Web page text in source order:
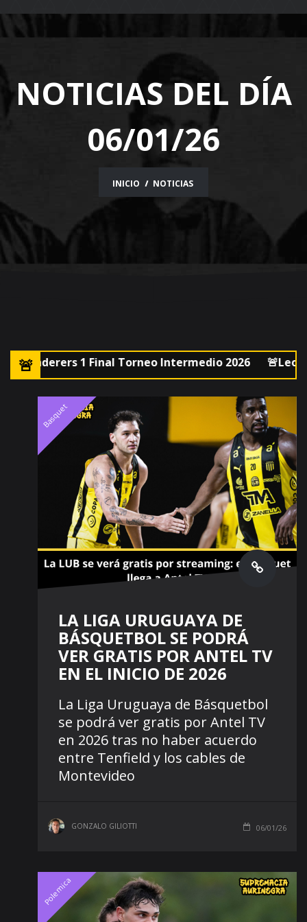
NOTICIAS DEL DÍA
06/01/26
INICIO NOTICIAS
1 Final Torneo Intermedio 2026 🚨Leonel
Basquet
LA LIGA URUGUAYA DE
BÁSQUETBOL SE PODRÁ
VER GRATIS POR ANTEL TV
EN EL INICIO DE 2026
La Liga Uruguaya de Básquetbol
se podrá ver gratis por Antel TV
en 2026 tras no haber acuerdo
entre Tenfield y los cables de
Montevideo
GONZALO GILIOTTI 06/01/26
Polemica